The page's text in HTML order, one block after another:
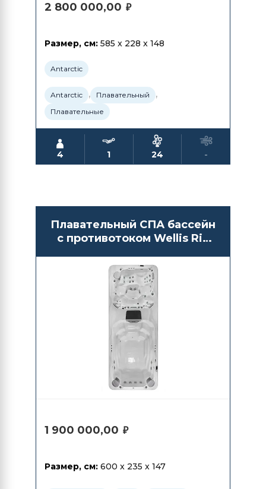
2 800 000,00 ₽
Размер, см: 585 x 228 x 148
Antarctic
Antarctic , Плавательный ,
Плавательные
4 1 24 -
Плавательный СПА бассейн
с противотоком Wellis Rio
1 900 000,00 ₽
Размер, см: 600 x 235 x 147